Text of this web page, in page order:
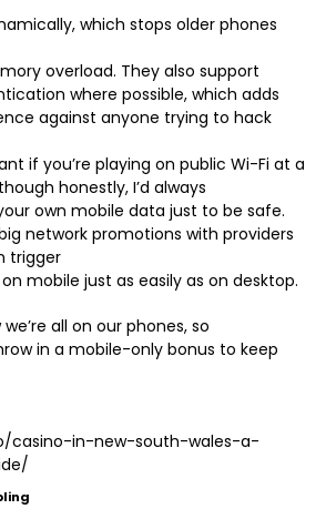
which stops older phones
overload. They also support
where possible, which adds
against anyone trying to hack
if you’re playing on public Wi-Fi at a
honestly, I’d always
own mobile data just to be safe.
network promotions with providers
trigger
mobile just as easily as on desktop.
all on our phones, so
in a mobile-only bonus to keep
casino-in-new-south-wales-a-